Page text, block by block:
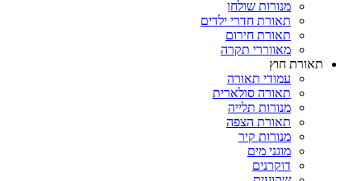
מנורות שולחן
תאורת חדרי ילדים
תאורת חירום
מאווררי תקרה
תאורת חוץ
עמודי תאורה
תאורה סולארית
מנורות תלייה
תאורת הצפה
מנורות קיר
מוגני מים
דוקרנים